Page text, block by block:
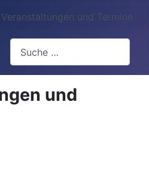
Veranstaltungen und Termine
und